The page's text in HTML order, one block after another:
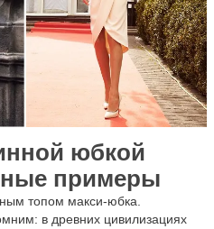
юбкой
примеры
топом макси-юбка.
в древних цивилизациях